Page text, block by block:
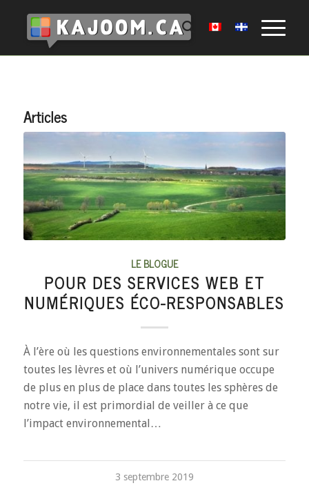
Articles
LE BLOGUE
POUR DES SERVICES WEB ET
NUMÉRIQUES ÉCO-RESPONSABLES
À l’ère où les questions environnementales sont sur
toutes les lèvres et où l’univers numérique occupe
de plus en plus de place dans toutes les sphères de
notre vie, il est primordial de veiller à ce que
l’impact environnemental…
3 septembre 2019